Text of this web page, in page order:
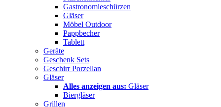
Gastronomieschürzen
Gläser
Möbel Outdoor
Pappbecher
Tablett
Geräte
Geschenk Sets
Geschirr Porzellan
Gläser
Alles anzeigen aus: Gläser
Biergläser
Grillen